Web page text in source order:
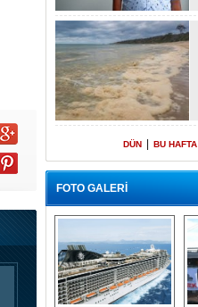
DÜN BU HAFTA
FOTO GALERİ